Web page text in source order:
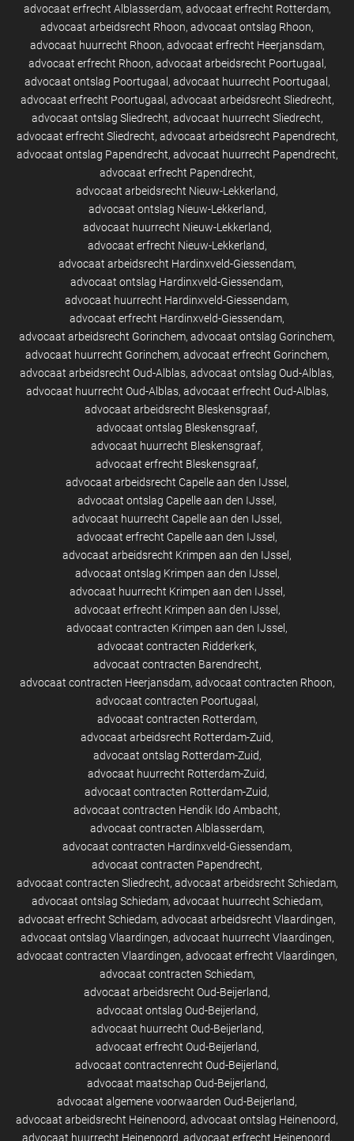
advocaat erfrecht Alblasserdam advocaat erfrecht Rotterdam
advocaat arbeidsrecht Rhoon advocaat ontslag Rhoon
advocaat huurrecht Rhoon advocaat erfrecht Heerjansdam
advocaat erfrecht Rhoon advocaat arbeidsrecht Poortugaal
advocaat ontslag Poortugaal
advocaat huurrecht Poortugaal
advocaat erfrecht Poortugaal
advocaat arbeidsrecht Sliedrecht
advocaat ontslag Sliedrecht advocaat huurrecht Sliedrecht
advocaat erfrecht Sliedrecht advocaat arbeidsrecht Papendrecht
advocaat ontslag Papendrecht advocaat huurrecht Papendrecht
advocaat erfrecht Papendrecht
advocaat arbeidsrecht Nieuw-Lekkerland
advocaat ontslag Nieuw-Lekkerland
advocaat huurrecht Nieuw-Lekkerland
advocaat erfrecht Nieuw-Lekkerland
advocaat arbeidsrecht Hardinxveld-Giessendam
advocaat ontslag Hardinxveld-Giessendam
advocaat huurrecht Hardinxveld-Giessendam
advocaat erfrecht Hardinxveld-Giessendam
advocaat arbeidsrecht Gorinchem advocaat ontslag Gorinchem
advocaat huurrecht Gorinchem advocaat erfrecht Gorinchem
advocaat arbeidsrecht Oud-Alblas advocaat ontslag Oud-Alblas
advocaat huurrecht Oud-Alblas advocaat erfrecht Oud-Alblas
advocaat arbeidsrecht Bleskensgraaf
advocaat ontslag Bleskensgraaf
advocaat huurrecht Bleskensgraaf
advocaat erfrecht Bleskensgraaf
advocaat arbeidsrecht Capelle aan den IJssel
advocaat ontslag Capelle aan den IJssel
advocaat huurrecht Capelle aan den IJssel
advocaat erfrecht Capelle aan den IJssel
advocaat arbeidsrecht Krimpen aan den IJssel
advocaat ontslag Krimpen aan den IJssel
advocaat huurrecht Krimpen aan den IJssel
advocaat erfrecht Krimpen aan den IJssel
advocaat contracten Krimpen aan den IJssel
advocaat contracten Ridderkerk
advocaat contracten Barendrecht
advocaat contracten Heerjansdam advocaat contracten Rhoon
advocaat contracten Poortugaal
advocaat contracten Rotterdam
advocaat arbeidsrecht Rotterdam-Zuid
advocaat ontslag Rotterdam-Zuid
advocaat huurrecht Rotterdam-Zuid
advocaat contracten Rotterdam-Zuid
advocaat contracten Hendik Ido Ambacht
advocaat contracten Alblasserdam
advocaat contracten Hardinxveld-Giessendam
advocaat contracten Papendrecht
advocaat contracten Sliedrecht advocaat arbeidsrecht Schiedam
advocaat ontslag Schiedam advocaat huurrecht Schiedam
advocaat erfrecht Schiedam advocaat arbeidsrecht Vlaardingen
advocaat ontslag Vlaardingen advocaat huurrecht Vlaardingen
advocaat contracten Vlaardingen advocaat erfrecht Vlaardingen
advocaat contracten Schiedam
advocaat arbeidsrecht Oud-Beijerland
advocaat ontslag Oud-Beijerland
advocaat huurrecht Oud-Beijerland
advocaat erfrecht Oud-Beijerland
advocaat contractenrecht Oud-Beijerland
advocaat maatschap Oud-Beijerland
advocaat algemene voorwaarden Oud-Beijerland
advocaat arbeidsrecht Heinenoord advocaat ontslag Heinenoord
advocaat huurrecht Heinenoord advocaat erfrecht Heinenoord